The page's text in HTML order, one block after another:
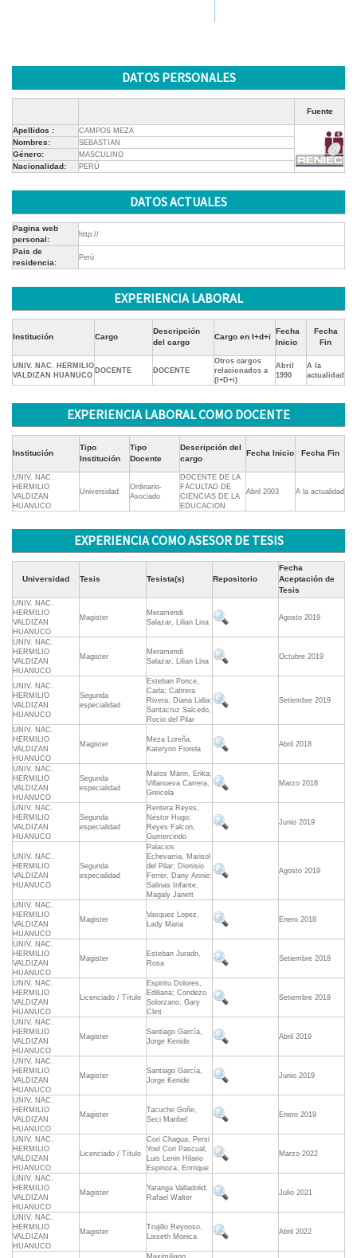
DATOS PERSONALES
Fuente
Apellidos : CAMPOS MEZA
Nombres: SEBASTIAN
Género: MASCULINO
Nacionalidad: PERÚ
DATOS ACTUALES
Pagina web
personal:
http://
Pais de
residencia:
Perú
EXPERIENCIA LABORAL
Institución Cargo
Descripción
del cargo
Cargo en I+d+i
Fecha
Inicio
Fecha
Fin
UNIV. NAC. HERMILIO
VALDIZAN HUANUCO
DOCENTE DOCENTE
Otros cargos
relacionados a
(I+D+i)
Abril
1990
A la
actualidad
EXPERIENCIA LABORAL COMO DOCENTE
Institución
Tipo
Institución
Tipo
Docente
Descripción del
cargo
Fecha Inicio Fecha Fin
UNIV. NAC.
HERMILIO
VALDIZAN
HUANUCO
Universidad
Ordinario-
Asociado
DOCENTE DE LA
FACULTAD DE
CIENCIAS DE LA
EDUCACION
Abril 2003 A la actualidad
EXPERIENCIA COMO ASESOR DE TESIS
Universidad Tesis Tesista(s) Repositorio
Fecha
Aceptación de
Tesis
UNIV. NAC.
HERMILIO
VALDIZAN
HUANUCO
Magister
Meramendi
Salazar, Lilian Lina
Agosto 2019
UNIV. NAC.
HERMILIO
VALDIZAN
HUANUCO
Magister
Meramendi
Salazar, Lilian Lina
Octubre 2019
UNIV. NAC.
HERMILIO
VALDIZAN
HUANUCO
Segunda
especialidad
Esteban Ponce,
Carla; Cabrera
Rivera, Diana Lidia;
Santacruz Salcedo,
Rocio del Pilar
Setiembre 2019
UNIV. NAC.
HERMILIO
VALDIZAN
HUANUCO
Magister
Meza Loreña,
Katerynn Fiorela
Abril 2018
UNIV. NAC.
HERMILIO
VALDIZAN
HUANUCO
Segunda
especialidad
Matos Marin, Erika;
Villanueva Carrera,
Greicela
Marzo 2018
UNIV. NAC.
HERMILIO
VALDIZAN
HUANUCO
Segunda
especialidad
Rentera Reyes,
Néstor Hugo;
Reyes Falcon,
Gumercindo
Junio 2019
UNIV. NAC.
HERMILIO
VALDIZAN
HUANUCO
Segunda
especialidad
Palacios
Echevarria, Marisol
del Pilar; Dionisio
Ferrer, Dany Annie;
Salinas Infante,
Magaly Janett
Agosto 2019
UNIV. NAC.
HERMILIO
VALDIZAN
HUANUCO
Magister
Vasquez Lopez,
Lady Maria
Enero 2018
UNIV. NAC.
HERMILIO
VALDIZAN
HUANUCO
Magister
Esteban Jurado,
Rosa
Setiembre 2018
UNIV. NAC.
HERMILIO
VALDIZAN
HUANUCO
Licenciado / Título
Espiritu Dolores,
Ediliana; Condezo
Solorzano, Gary
Clint
Setiembre 2018
UNIV. NAC.
HERMILIO
VALDIZAN
HUANUCO
Magister
Santiago García,
Jorge Kenide
Abril 2019
UNIV. NAC.
HERMILIO
VALDIZAN
HUANUCO
Magister
Santiago García,
Jorge Kenide
Junio 2019
UNIV. NAC.
HERMILIO
VALDIZAN
HUANUCO
Magister
Tacuche Goñe,
Seci Maribel
Enero 2019
UNIV. NAC.
HERMILIO
VALDIZAN
HUANUCO
Licenciado / Título
Cori Chagua, Persi
Yoel Cori Pascual,
Luis Lenin Hilario
Espinoza, Enrrique
Marzo 2022
UNIV. NAC.
HERMILIO
VALDIZAN
HUANUCO
Magister
Yaranga Valladolid,
Rafael Walter
Julio 2021
UNIV. NAC.
HERMILIO
VALDIZAN
HUANUCO
Magister
Trujillo Reynoso,
Lisseth Monica
Abril 2022
Maximiliano